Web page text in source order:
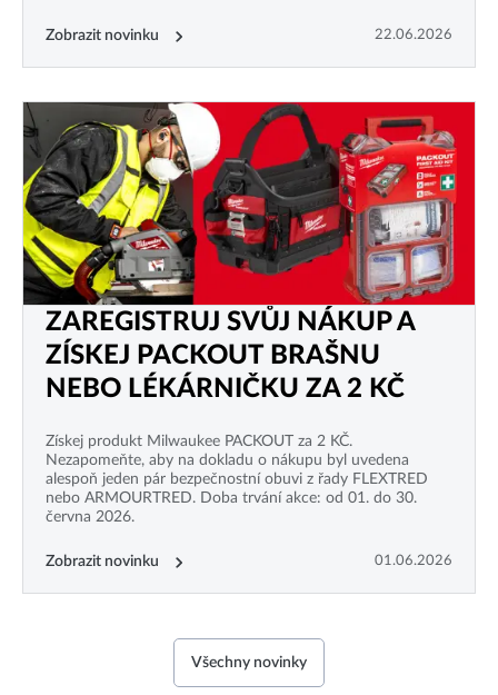
Zobrazit novinku 22.06.2026
ZAREGISTRUJ SVŮJ NÁKUP A
ZÍSKEJ PACKOUT BRAŠNU
NEBO LÉKÁRNIČKU ZA 2 KČ
Získej produkt Milwaukee PACKOUT za 2 KČ.
Nezapomeňte, aby na dokladu o nákupu byl uvedena
alespoň jeden pár bezpečnostní obuvi z řady FLEXTRED
nebo ARMOURTRED. Doba trvání akce: od 01. do 30.
června 2026.
Zobrazit novinku 01.06.2026
Všechny novinky